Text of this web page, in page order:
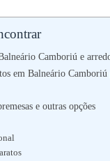
Camboriú e
em Balneário Camboriú
e outras opções